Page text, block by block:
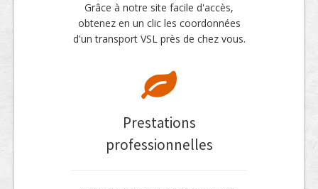
Grâce à notre site facile d'accès,
obtenez en un clic les coordonnées
d'un transport VSL près de chez vous.
Prestations
professionnelles